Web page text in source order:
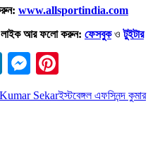
www.allsportindia.com
লাইক আর ফলো করুন: ফেসবুকওটুইটার
LinkedIn
Messenger
Sekarইস্টবেঙ্গল এফসিনন্দ কুমার